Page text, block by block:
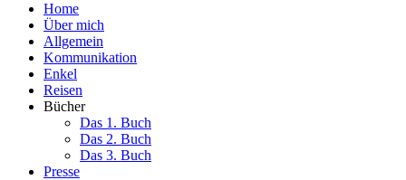
Home
Über mich
Allgemein
Kommunikation
Enkel
Reisen
Bücher
Das 1. Buch
Das 2. Buch
Das 3. Buch
Presse